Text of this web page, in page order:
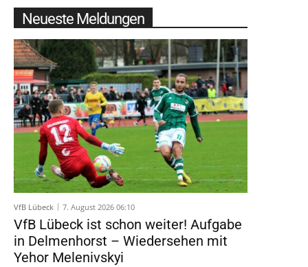
Neueste Meldungen
VfB Lübeck 7. August 2026 06:10
VfB Lübeck ist schon weiter! Aufgabe
in Delmenhorst – Wiedersehen mit
Yehor Melenivskyi